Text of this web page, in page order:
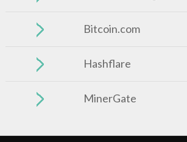
Bitcoin.com
Hashflare
MinerGate